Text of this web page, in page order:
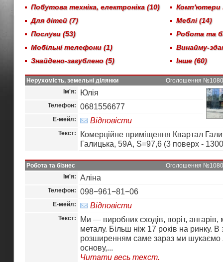
Побутова техніка, електроніка (10)
Комп'ютери
Для дітей (7)
Меблі (14)
Послуги (53)
Робота та
Мобільні телефони (1)
Винайму-
Знайдено-загублено (5)
Інше (60)
Нерухомість, земельні ділянки
Оголошення
Ім'я:
Юлія
Телефон: 0681556677
Е-мейл: Відповісти
Текст:
Комерційне приміщення Квартал
Галицька, 59А, S=97,6 (3 поверх -
Робота та бізнес
Оголошення
Ім'я:
Аліна
Телефон: 098−961−81−06
Е-мейл: Відповісти
Текст:
Ми — виробник сходів, воріт, ангарів,
металу. Більш ніж 17 років на ринку. В
розширенням саме зараз ми шукаємо
основу,...
Читати весь текст.